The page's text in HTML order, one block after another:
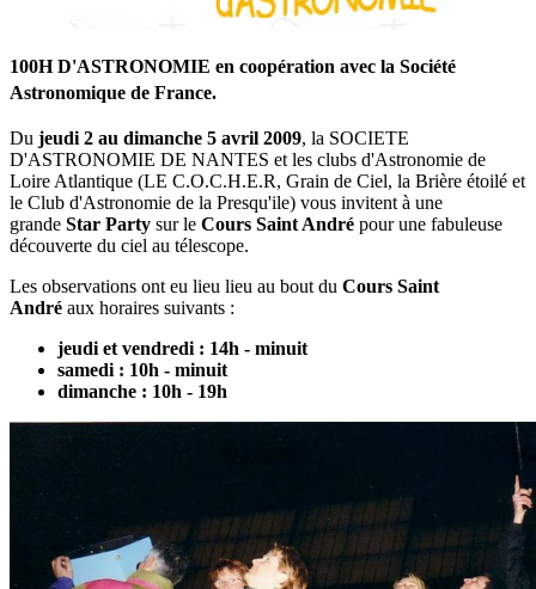
100H D'ASTRONOMIE en coopération avec la Société
Astronomique de France.
Du jeudi 2 au dimanche 5 avril 2009, la SOCIETE
D'ASTRONOMIE DE NANTES et les clubs d'Astronomie de
Loire Atlantique (LE C.O.C.H.E.R, Grain de Ciel, la Brière étoilé et
le Club d'Astronomie de la Presqu'ile) vous invitent à une
grande Star Party sur le Cours Saint André pour une fabuleuse
découverte du ciel au télescope.
Les observations ont eu lieu lieu au bout du Cours Saint
André aux horaires suivants :
jeudi et vendredi : 14h - minuit
samedi : 10h - minuit
dimanche : 10h - 19h